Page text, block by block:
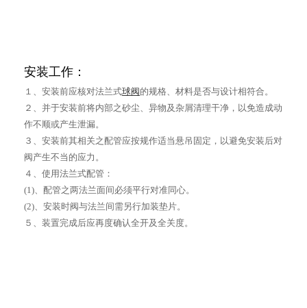
安装工作：
１、安装前应核对法兰式球阀的规格、材料是否与设计相符合。
２、并于安装前将内部之砂尘、异物及杂屑清理干净，以免造成动
作不顺或产生泄漏。
３、安装前其相关之配管应按规作适当悬吊固定，以避免安装后对
阀产生不当的应力。
４、使用法兰式配管：
(1)、配管之两法兰面间必须平行对准同心。
(2)、安装时阀与法兰间需另行加装垫片。
５、装置完成后应再度确认全开及全关度。